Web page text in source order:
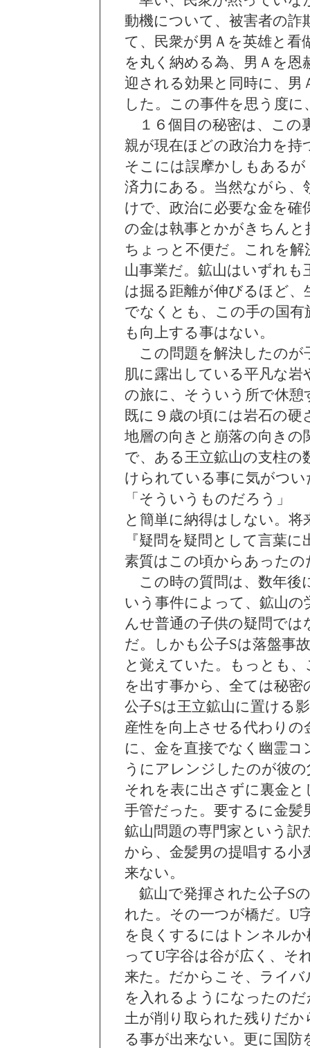
動機について、被害者の
て、民衆が男Ａを英雄と看
を丸く納める為、男Ａを
迎される効果と同時に、
した。この事件を思う度
１６個目の秘密は、この
親が現在ほどの政治力を持
そこには誤摩かしもある
済力にある。当然ながら
けで、政治に必要な金を
の金は執事とかがきちん
ちょっと不便だ。これを
山事業だ。鉱山はいずれ
は掘る距離が伸びるほど
でなくとも、この手の国
も向上する事はない。
この問題を解決したのが
肌に露出している平凡な
の旅に、そういう所で休
既に９歳の頃には岩石の
地層の向きと崩落の向き
で、ある王立鉱山の支柱の
けられている事に気がつ
「そういうものだろう」
と簡単に納得はしない。
『疑問を疑問として言葉に
素質はこの頃からあったの
この時の質問は、数年後
いう事件によって、鉱山
んせ普通の子供の疑問で
だ。しかも公子Sは落盤事
と覚えていた。もっとも
を出す事から、全ては秘
公子Sは王立鉱山に置ける
産性を向上させる代わり
に、金を直接でなく幽霊
うにアレンジしたのが彼
それを表に出さずに裏金
手管だった。要するに金髪
鉱山問題の専門家という訳
から、金髪男の提唱する
来ない。
鉱山で発揮された公子S
れた。その一つが橋だ。U
を良くするにはトンネル
ってU字谷は谷が広く、そ
来た。だからこそ、ライ
を入れるようになったの
土が削り取られた残りだ
る事が出来ない。更に国